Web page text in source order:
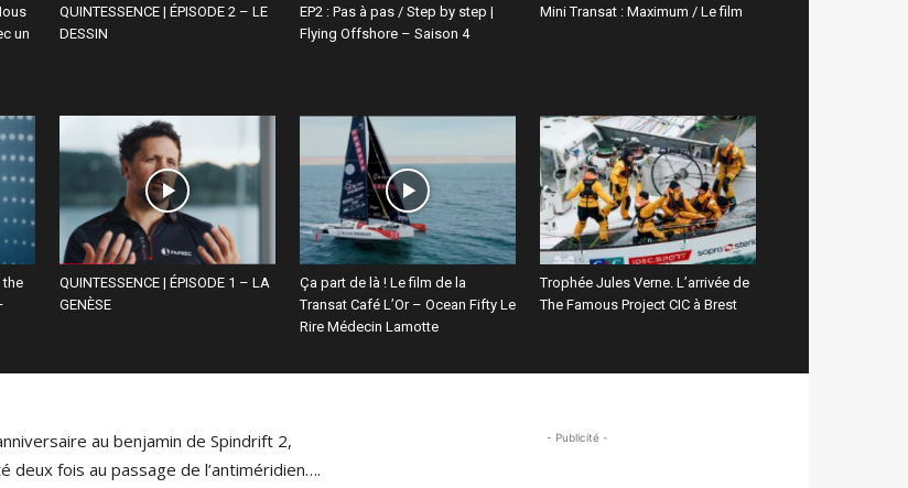
un
QUINTESSENCE | ÉPISODE 2 – LE
DESSIN
EP2 : Pas à pas / Step by step |
Flying Offshore – Saison 4
Mini Transat : Maximum / Le film
the
QUINTESSENCE | ÉPISODE 1 – LA
GENÈSE
Ça part de là ! Le film de la
Transat Café L’Or – Ocean Fifty Le
Rire Médecin Lamotte
Trophée Jules Verne. L’arrivée de
The Famous Project CIC à Brest
au benjamin de Spindrift 2,
deux fois au passage de l’antiméridien….
- Publicité -